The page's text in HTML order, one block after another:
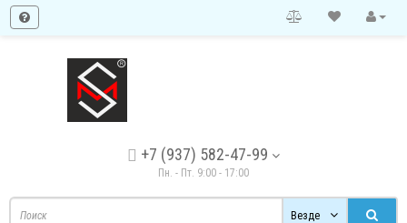
+7 (937) 582-47-99
Пн. - Пт. 9:00 - 17:00
Везде